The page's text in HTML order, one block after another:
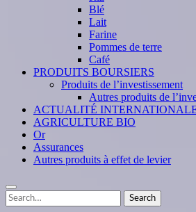
Blé
Lait
Farine
Pommes de terre
Café
PRODUITS BOURSIERS
Produits de l’investissement
Autres produits de
ACTUALITÉ
AGRICULTURE BIO
Or
Assurances
Autres produits à effet de levier
Search
for:
Search